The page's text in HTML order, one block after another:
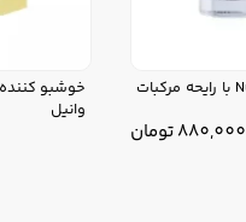
خوشبو کننده هوا نوئوو Nuevo با رایحه مرکبات
880,000تومان
وانیل